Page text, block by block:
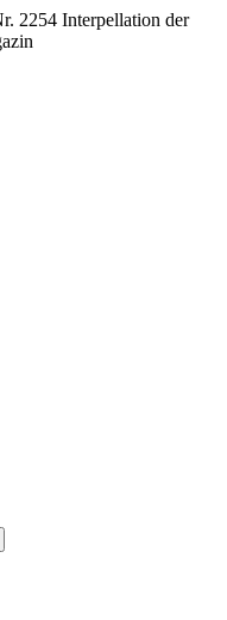
2254 Interpellation der